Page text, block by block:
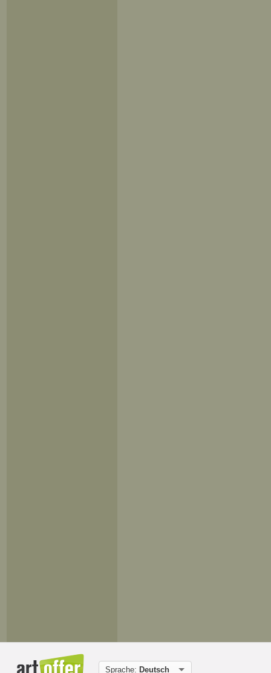
Sprache: Deutsch